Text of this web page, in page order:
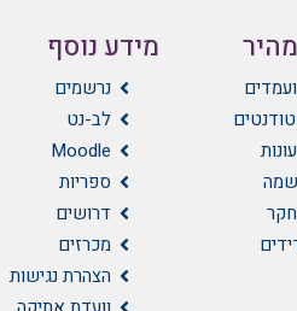
מידע נוסף
נרשמים
לב-נט
Moodle
ספריות
דרושים
מכרזים
הצהרת נגישות